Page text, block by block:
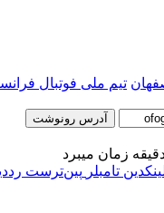
تیم ملی فوتبال
آدرس رونوشت
‫تامبلر ‫پین‌ترست